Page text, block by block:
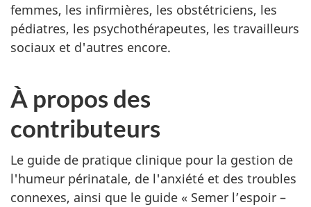
femmes, les infirmières, les obstétriciens, les
pédiatres, les psychothérapeutes, les travailleurs
sociaux et d'autres encore.
À propos des
contributeurs
Le guide de pratique clinique pour la gestion de
l'humeur périnatale, de l'anxiété et des troubles
connexes, ainsi que le guide « Semer l’espoir –